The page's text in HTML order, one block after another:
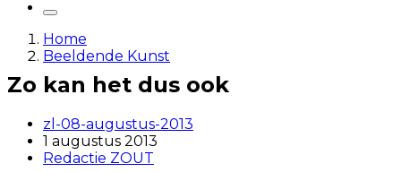
Home
Beeldende Kunst
Zo kan het dus ook
zl-08-augustus-2013
1 augustus 2013
Redactie ZOUT